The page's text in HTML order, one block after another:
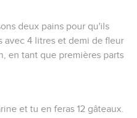
deux pains pour qu'ils
avec 4 litres et demi de fleur
en tant que premières parts
et tu en feras 12 gâteaux.